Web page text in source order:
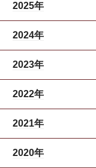
2025年
2024年
2023年
2022年
2021年
2020年